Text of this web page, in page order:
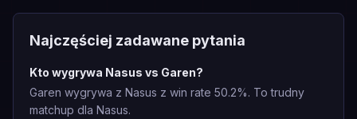
Najczęściej zadawane pytania
Kto wygrywa Nasus vs Garen?
Garen wygrywa z Nasus z win rate 50.2%. To trudny
matchup dla Nasus.